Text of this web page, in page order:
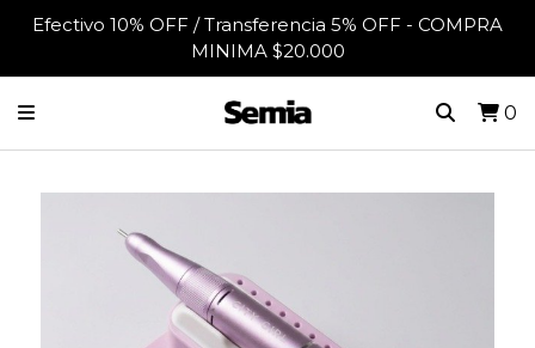
Efectivo 10% OFF / Transferencia 5% OFF - COMPRA
MINIMA $20.000
0